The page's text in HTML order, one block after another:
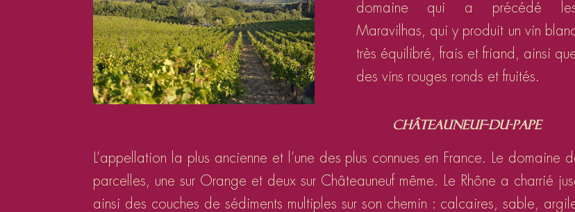
domaine qui a précédé
Maravilhas, qui y produit un vin
très équilibré, frais et friand, ainsi
des vins rouges ronds et fruités.
Châteauneuf-du-Pape
L’appellation la plus ancienne et l’une des plus connues en France. Le
parcelles, une sur Orange et deux sur Châteauneuf même. Le Rhône a charrié
ainsi des couches de sédiments multiples sur son chemin : calcaires, sable,